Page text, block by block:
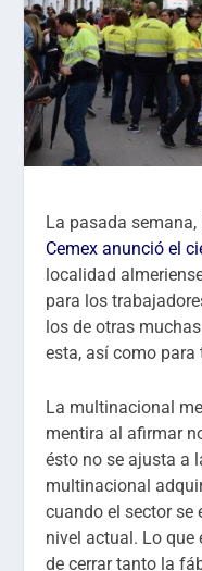
La pasada
Cemex anunció el
localidad
para los
los de otras
esta, así como
La multinacional
mentira al afirmar
ésto no se ajusta a
multinacional
cuando el sector se
nivel actual. Lo que
de cerrar tanto la